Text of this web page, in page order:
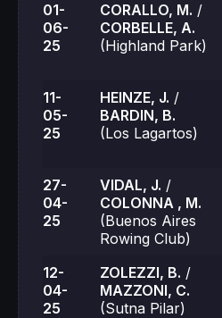
01-
06-
25
CORALLO, M. /
CORBELLE, A.
(Highland Park)
11-
05-
25
HEINZE, J. /
BARDIN, B.
(Los Lagartos)
27-
04-
25
VIDAL, J. /
COLONNA , M.
(Buenos Aires
Rowing Club)
12-
04-
25
ZOLEZZI, B. /
MAZZONI, C.
(Sutna Pilar)